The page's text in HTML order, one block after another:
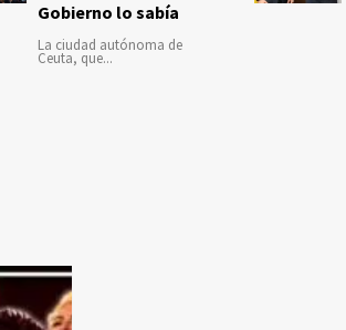
Gobierno lo sabía
La ciudad autónoma de
Ceuta, que...